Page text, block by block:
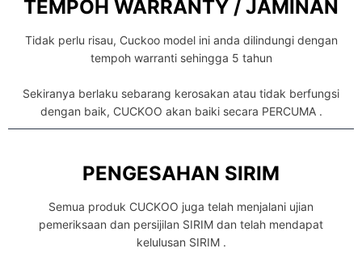
TEMPOH WARRANTY / JAMINAN
Tidak perlu risau, Cuckoo model ini anda dilindungi dengan
tempoh warranti sehingga 5 tahun
Sekiranya berlaku sebarang kerosakan atau tidak berfungsi
dengan baik, CUCKOO akan baiki secara PERCUMA .
PENGESAHAN SIRIM
Semua produk CUCKOO juga telah menjalani ujian
pemeriksaan dan persijilan SIRIM dan telah mendapat
kelulusan SIRIM .